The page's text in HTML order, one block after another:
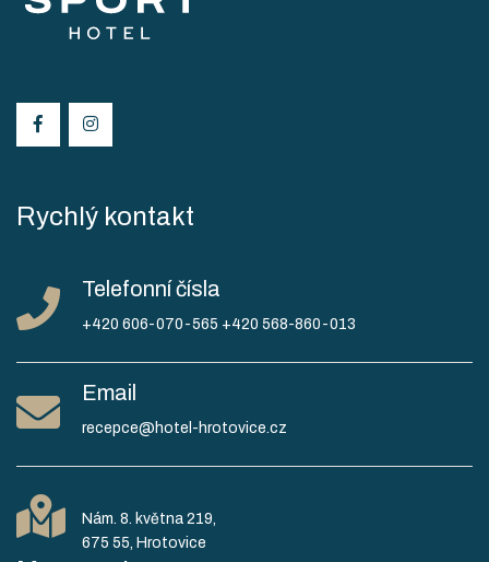
Rychlý kontakt
Telefonní čísla
+420 606-070-565 +420 568-860-013
Email
recepce@hotel-hrotovice.cz
Nám. 8. května 219,